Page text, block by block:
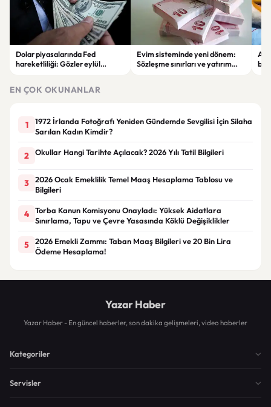
Dolar piyasalarında Fed
hareketliliği: Gözler eylül
Evim sisteminde yeni dönem:
Sözleşme sınırları ve yatırım
EN ÇOK OKUNANLAR
1
1972 İrlanda Fotoğrafı Yeniden Gündemde Sevgilisi İçin Silaha
Sarılan Kadın Kimdir?
2 Okullar Hangi Tarihte Açılacak? 2026 Yılı Tatil Bilgileri
3
2026 Ocak Emeklilik Temel Maaş Hesaplama Tablosu ve
Bilgileri
4
Torba Kanun Komisyonu Onayladı: Yüksek Aidatlara
Sınırlama, Tapu ve Çevre Yasasında Köklü Değişiklikler
5
2026 Emekli Zammı: Taban Maaş Bilgileri ve 20 Bin Lira
Ödeme Hesaplama!
Yazar Haber
Yazar Haber - En güncel haberler, son dakika gelişmeleri, video haberler
Kategoriler
Servisler